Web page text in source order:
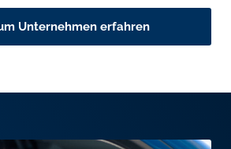
Unternehmen erfahren